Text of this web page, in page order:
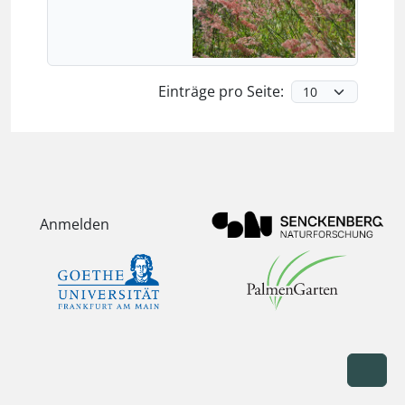
Einträge pro Seite:
Anmelden